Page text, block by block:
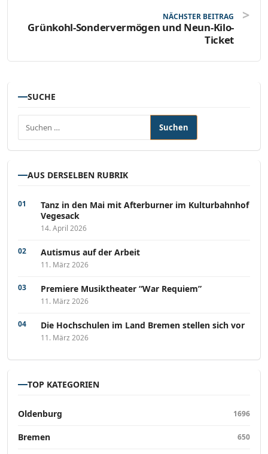
NÄCHSTER BEITRAG
Grünkohl-Sondervermögen und Neun-Kilo-
Ticket
SUCHE
Suchen nach:
AUS DERSELBEN RUBRIK
Tanz in den Mai mit Afterburner im Kulturbahnhof
Vegesack
14. April 2026
Autismus auf der Arbeit
11. März 2026
Premiere Musiktheater “War Requiem”
11. März 2026
Die Hochschulen im Land Bremen stellen sich vor
11. März 2026
TOP KATEGORIEN
Oldenburg 1696
Bremen 650